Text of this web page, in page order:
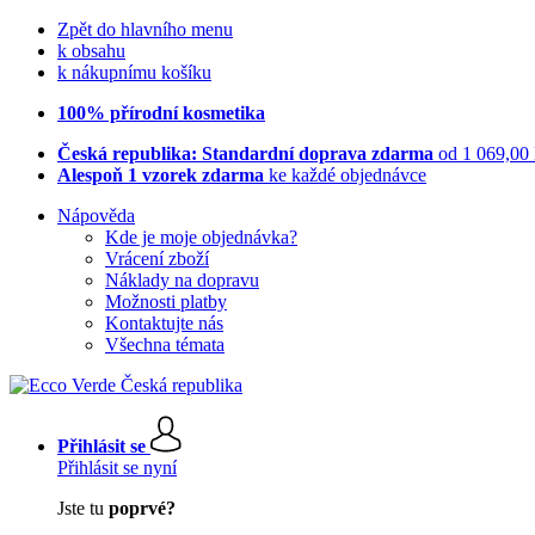
Zpět do hlavního menu
k obsahu
k nákupnímu košíku
100% přírodní kosmetika
Česká republika: Standardní doprava zdarma od 1 069,00
Alespoň 1 vzorek zdarma ke každé objednávce
Nápověda
Kde je moje objednávka?
Vrácení zboží
Náklady na dopravu
Možnosti platby
Kontaktujte nás
Všechna témata
Přihlásit se
Přihlásit se nyní
Jste tu poprvé?